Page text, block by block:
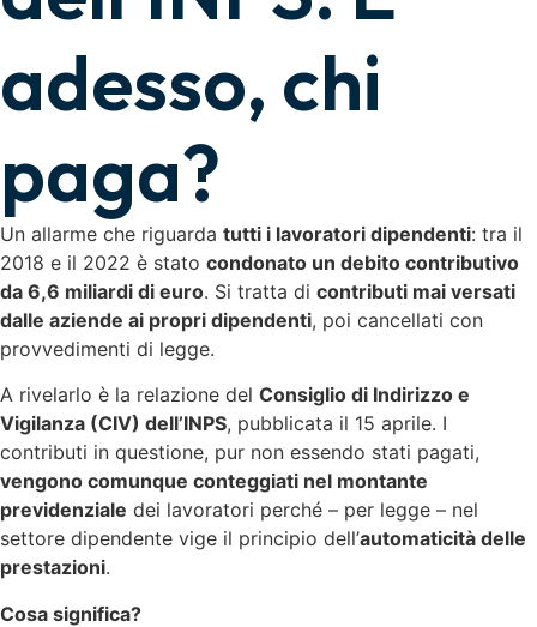
adesso, chi
paga?
Un allarme che riguarda tutti i lavoratori dipendenti: tra il
2018 e il 2022 è stato condonato un debito contributivo
da 6,6 miliardi di euro. Si tratta di contributi mai versati
dalle aziende ai propri dipendenti, poi cancellati con
provvedimenti di legge.
A rivelarlo è la relazione del Consiglio di Indirizzo e
Vigilanza (CIV) dell’INPS, pubblicata il 15 aprile. I
contributi in questione, pur non essendo stati pagati,
vengono comunque conteggiati nel montante
previdenziale dei lavoratori perché – per legge – nel
settore dipendente vige il principio dell’automaticità delle
prestazioni.
Cosa significa?